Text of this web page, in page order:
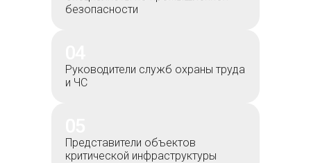
безопасности
Руководители служб охраны труда
и ЧС
Представители объектов
критической инфраструктуры